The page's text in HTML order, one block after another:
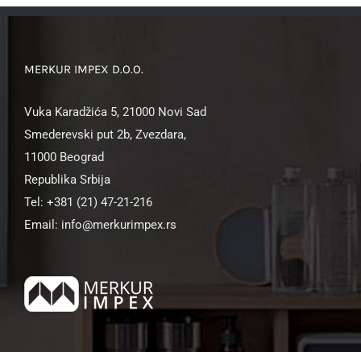
MERKUR IMPEX D.O.O.
Vuka Karadžića 5, 21000 Novi Sad
Smederevski put 2b, Zvezdara,
11000 Beograd
Republika Srbija
Tel: +381 (21) 47-21-216
Email: info@merkurimpex.rs